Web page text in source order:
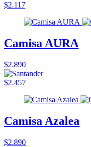
$2.117
Camisa AURA
$2.890
$2.457
Camisa Azalea
$2.890